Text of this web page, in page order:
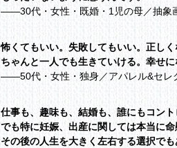
――30代・女性・既婚・1児の母／抽象
怖くてもいい。失敗してもいい。正し
ちゃんと一人でも生きていける。幸せに
――50代・女性・独身／アパレル&セレ
仕事も、趣味も、結婚も、誰にもコント
でも特に妊娠、出産に関しては本当に命
その後の人生を大きく左右する選択でも